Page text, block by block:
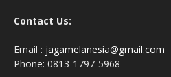
Contact Us:
Email : jagamelanesia@gmail.com
Phone: 0813-1797-5968